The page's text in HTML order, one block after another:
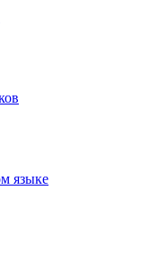
языке